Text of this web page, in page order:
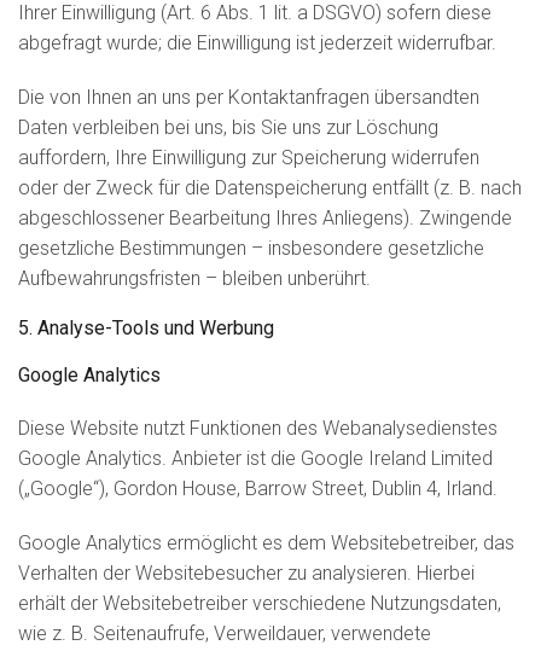
Ihrer Einwilligung (Art. 6 Abs. 1 lit. a DSGVO) sofern diese
abgefragt wurde; die Einwilligung ist jederzeit widerrufbar.
Die von Ihnen an uns per Kontaktanfragen übersandten
Daten verbleiben bei uns, bis Sie uns zur Löschung
auffordern, Ihre Einwilligung zur Speicherung widerrufen
oder der Zweck für die Datenspeicherung entfällt (z. B. nach
abgeschlossener Bearbeitung Ihres Anliegens). Zwingende
gesetzliche Bestimmungen – insbesondere gesetzliche
Aufbewahrungsfristen – bleiben unberührt.
5. Analyse-Tools und Werbung
Google Analytics
Diese Website nutzt Funktionen des Webanalysedienstes
Google Analytics. Anbieter ist die Google Ireland Limited
(„Google“), Gordon House, Barrow Street, Dublin 4, Irland.
Google Analytics ermöglicht es dem Websitebetreiber, das
Verhalten der Websitebesucher zu analysieren. Hierbei
erhält der Websitebetreiber verschiedene Nutzungsdaten,
wie z. B. Seitenaufrufe, Verweildauer, verwendete